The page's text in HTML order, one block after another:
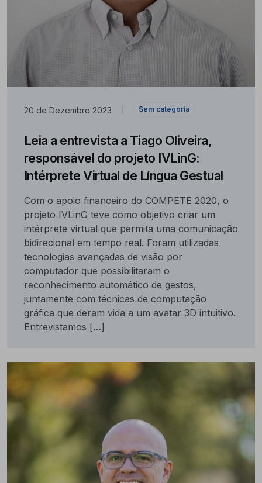
20 de Dezembro 2023 Sem categoria
Leia a entrevista a Tiago Oliveira,
responsável do projeto IVLinG:
Intérprete Virtual de Língua Gestual
Com o apoio financeiro do COMPETE 2020, o
projeto IVLinG teve como objetivo criar um
intérprete virtual que permita uma comunicação
bidirecional em tempo real. Foram utilizadas
tecnologias avançadas de visão por
computador que possibilitaram o
reconhecimento automático de gestos,
juntamente com técnicas de computação
gráfica que deram vida a um avatar 3D intuitivo.
Entrevistamos […]